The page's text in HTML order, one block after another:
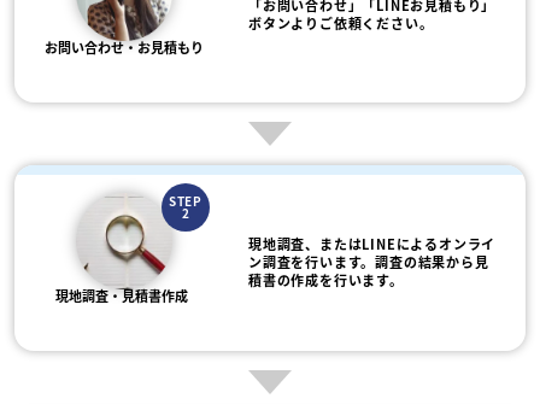
お問い合わせ・お見積もり
「お問い合わせ」「LINEお見積もり」
ボタンよりご依頼ください。
STEP
2
現地調査・見積書作成
現地調査、またはLINEによるオンライ
ン調査を行います。調査の結果から見
積書の作成を行います。